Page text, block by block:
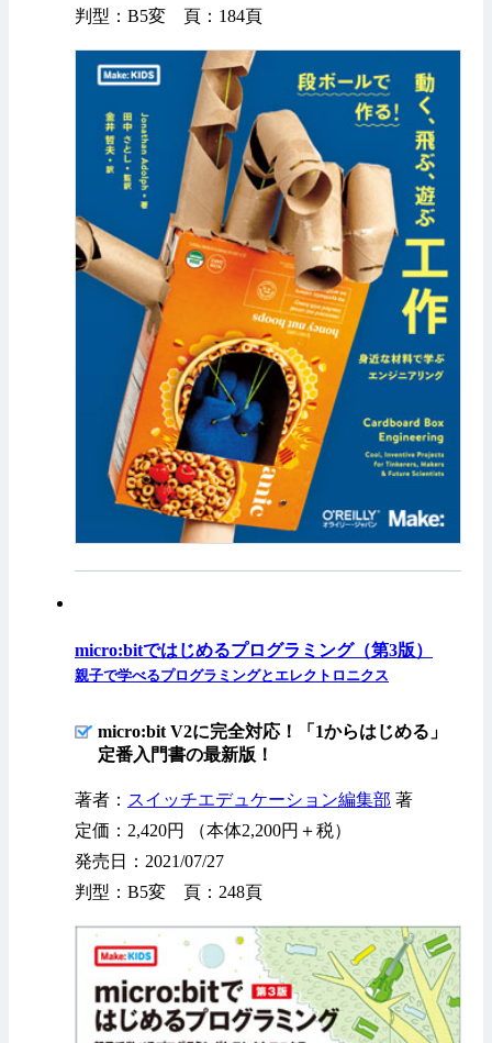
判型：B5変 頁：184頁
micro:bitではじめるプログラミング（第3版）
親子で学べるプログラミングとエレクトロニクス
micro:bit V2に完全対応！「1からはじめる」
定番入門書の最新版！
著者： スイッチエデュケーション編集部 著
定価：2,420円 （本体2,200円＋税）
発売日：2021/07/27
判型：B5変 頁：248頁